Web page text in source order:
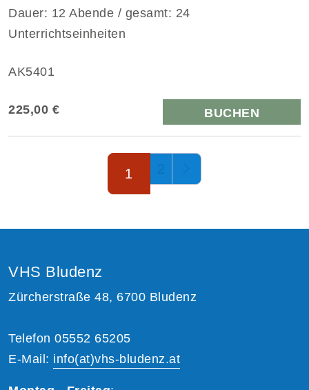
Dauer: 12 Abende / gesamt: 24
Unterrichtseinheiten
AK5401
225,00 € BUCHEN
1 2
VHS Bludenz
Zürcherstraße 48, 6700 Bludenz
Telefon 05552 65205
E-Mail: info(at)vhs-bludenz.at